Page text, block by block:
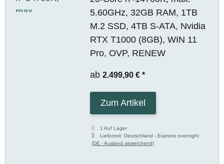
5.60GHz, 32GB RAM, 1TB
M.2 SSD, 4TB S-ATA, Nvidia
RTX T1000 (8GB), WIN 11
Pro, OVP, RENEW
ab 2.499,90 € *
Zum Artikel
1 Auf Lager
Lieferzeit:Deutschland - Express overnight
(DE - Ausland abweichend)